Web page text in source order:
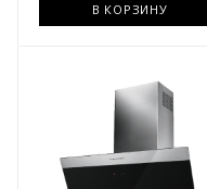
В КОРЗИНУ